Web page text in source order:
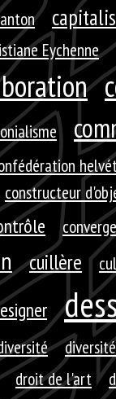
Eychenne
constructeur
cuillère
droit de l'art